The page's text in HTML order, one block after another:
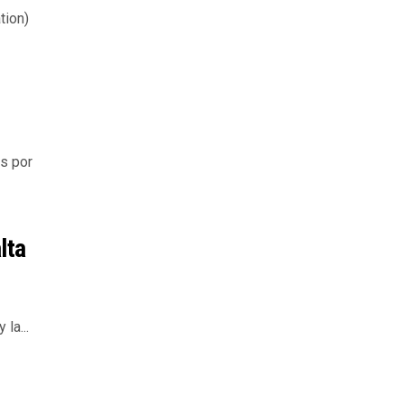
por
la...